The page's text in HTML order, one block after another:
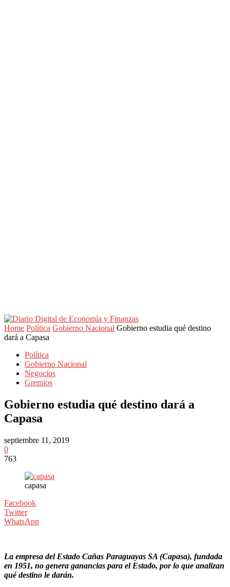
Home Política Gobierno Nacional Gobierno estudia qué destino
dará a Capasa
Política
Gobierno Nacional
Negocios
Gremios
Gobierno estudia qué destino dará a
Capasa
septiembre 11, 2019
0
763
capasa
Facebook
Twitter
WhatsApp
La empresa del Estado Cañas Paraguayas SA (Capasa), fundada
en 1951, no genera ganancias para el Estado, por lo que analizan
qué destino le darán.